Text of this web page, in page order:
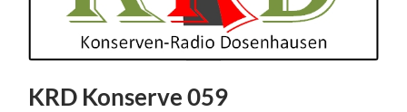
KRD Konserve 059